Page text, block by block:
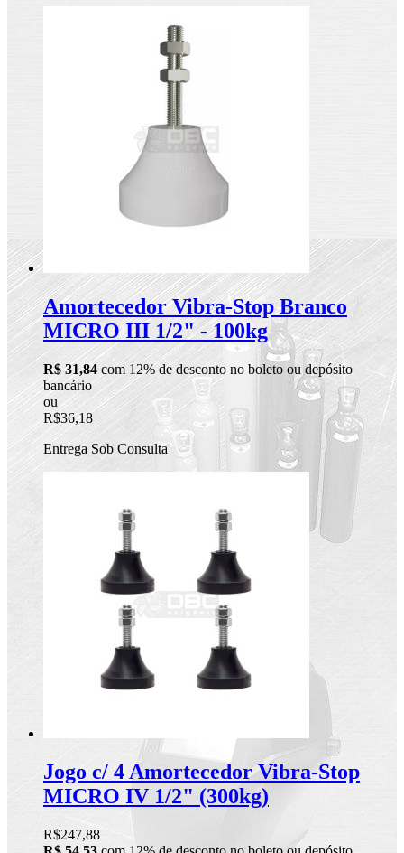
Amortecedor Vibra-Stop Branco
MICRO III 1/2" - 100kg
R$ 31,84 com 12% de desconto no boleto ou depósito
bancário
ou
R$36,18
Entrega Sob Consulta
Jogo c/ 4 Amortecedor Vibra-Stop
MICRO IV 1/2" (300kg)
R$247,88